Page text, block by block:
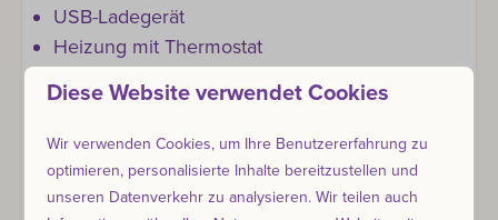
USB-Ladegerät
Heizung mit Thermostat
Decken und Kissen
Linnens
Nachttischlampe
Diese Website verwendet Cookies
Wir verwenden Cookies, um Ihre Benutzererfahrung zu
optimieren, personalisierte Inhalte bereitzustellen und
unseren Datenverkehr zu analysieren. Wir teilen auch